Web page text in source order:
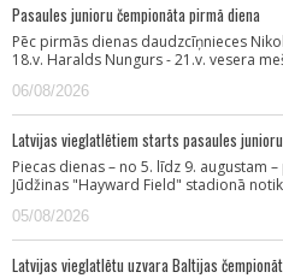
Pasaules junioru čempionāta pirmā diena
Pēc pirmās dienas daudzcīņnieces
18.v. Haralds Nungurs - 21.v. vesera
06/08/2026
Latvijas vieglatlētiem starts pasaules
Piecas dienas – no 5. līdz 9. augustam
Jūdžinas "Hayward Field" stadionā
05/08/2026
Latvijas vieglatlētu uzvara Baltijas